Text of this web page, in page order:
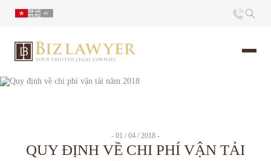
Trang chủ
- 01 / 04 / 2018 -
QUY ĐỊNH VỀ CHI PHÍ VẬN TẢI